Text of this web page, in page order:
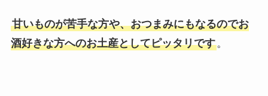
甘いものが苦手な方や、おつまみにもなるのでお
酒好きな方へのお土産としてピッタリです。